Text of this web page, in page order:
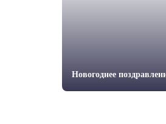
Новогоднее